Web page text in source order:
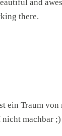
and
there.
ein Traum von
machbar ;)